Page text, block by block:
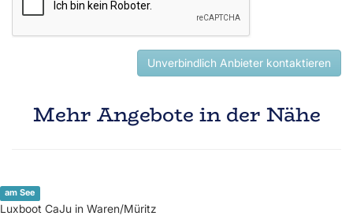
Unverbindlich Anbieter kontaktieren
Mehr Angebote in der Nähe
am See
Luxboot CaJu in Waren/Müritz